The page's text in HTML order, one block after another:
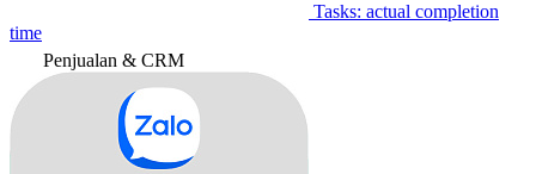
Tasks: actual completion
time
Penjualan & CRM